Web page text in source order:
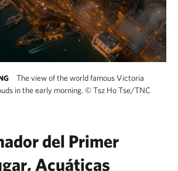
The view of the world famous Victoria
in the early morning. ©Tsz Ho Tse/TNC
del Primer
Acuáticas